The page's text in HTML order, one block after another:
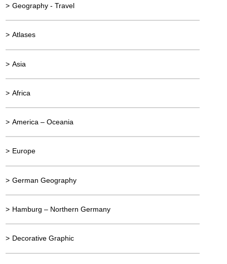
> Geography - Travel
> Atlases
> Asia
> Africa
> America – Oceania
> Europe
> German Geography
> Hamburg – Northern Germany
> Decorative Graphic